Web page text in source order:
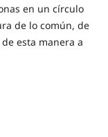
en un círculo
de lo común, de
esta manera a